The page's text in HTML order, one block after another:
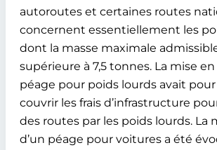
autoroutes et certaines routes
concernent essentiellement les
dont la masse maximale
supérieure à 7,5 tonnes. La mise en
péage pour poids lourds avait
couvrir les frais d’infrastructure
des routes par les poids lourds. La
d’un péage pour voitures a été